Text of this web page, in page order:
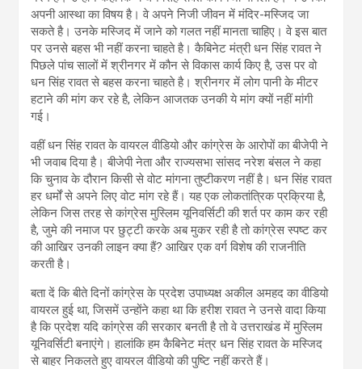
अपनी आस्था का विषय है। वे अपने निजी जीवन में मंदिर-मस्जिद जा
सकते है। उनके मस्जिद में जाने को गलत नहीं मानता चाहिए। वे इस बात
पर उनसे बहस भी नहीं करना चाहते है। कैबिनेट मंत्री धन सिंह रावत ने
पिछले पांच सालों में श्रीनगर में कौन से विकास कार्य किए है, उस पर वो
धन सिंह रावत से बहस करना चाहते है। श्रीनगर में लोग पानी के मीटर
हटाने की मांग कर रहे है, लेकिन आजतक उनकी ये मांग क्यों नहीं मांगी
गई।
वहीं धन सिंह रावत के वायरल वीडियो और कांग्रेस के आरोपों का बीजेपी ने
भी जवाब दिया है। बीजेपी नेता और राज्यसभा सांसद नरेश बंसल ने कहा
कि चुनाव के दौरान किसी से वोट मांगना तुष्टीकरण नहीं है। धन सिंह रावत
हर धर्मों से अपने लिए वोट मांग रहे हैं। यह एक लोकतांत्रिक प्रक्रिया है,
लेकिन जिस तरह से कांग्रेस मुस्लिम यूनिवर्सिटी की शर्त पर काम कर रही
है, जुमे की नमाज पर छुट्टी करके अब मुकर रही है तो कांग्रेस स्पष्ट कर
की आखिर उनकी लाइन क्या हैं? आखिर एक वर्ग विशेष की राजनीति
करती है।
बता दें कि बीते दिनों कांग्रेस के प्रदेश उपाध्यक्ष अकील अमहद का वीडियो
वायरल हुई था, जिसमें उन्होंने कहा था कि हरीश रावत ने उनसे वादा किया
है कि प्रदेश यदि कांग्रेस की सरकार बनती है तो वे उत्तराखंड में मुस्लिम
यूनिवर्सिटी बनाएंगे। हालांकि हम कैबिनेट मंत्र धन सिंह रावत के मस्जिद
से बाहर निकलते हुए वायरल वीडियो की पुष्टि नहीं करते हैं।